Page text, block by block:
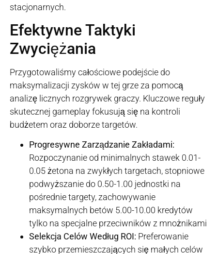
stacjonarnych.
Efektywne Taktyki
Zwyciężania
Przygotowaliśmy całościowe podejście do
maksymalizacji zysków w tej grze za pomocą
analizę licznych rozgrywek graczy. Kluczowe reguły
skutecznej gameplay fokusują się na kontroli
budżetem oraz doborze targetów.
Progresywne Zarządzanie Zakładami:
Rozpoczynanie od minimalnych stawek 0.01-
0.05 żetona na zwykłych targetach, stopniowe
podwyższanie do 0.50-1.00 jednostki na
pośrednie targety, zachowywanie
maksymalnych betów 5.00-10.00 kredytów
tylko na specjalne przeciwników z mnożnikami
Selekcja Celów Według ROI: Preferowanie
szybko przemieszczających się małych celów